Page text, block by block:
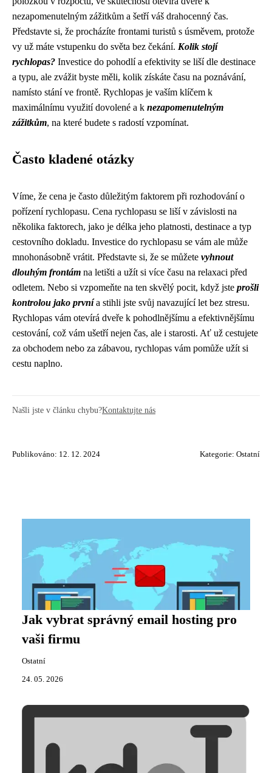
nezapomenutelným zážitkům a šetří váš drahocenný čas.
Představte si, že procházíte frontami turistů s úsměvem, protože
vy už máte vstupenku do světa bez čekání. Kolik stojí
rychlopas? Investice do pohodlí a efektivity se liší dle destinace
a typu, ale zvážit byste měli, kolik získáte času na poznávání,
namísto stání ve frontě. Rychlopas je vaším klíčem k
maximálnímu využití dovolené a k nezapomenutelným
zážitkům, na které budete s radostí vzpomínat.
Často kladené otázky
Víme, že cena je často důležitým faktorem při rozhodování o
pořízení rychlopasu. Cena rychlopasu se liší v závislosti na
několika faktorech, jako je délka jeho platnosti, destinace a typ
cestovního dokladu. Investice do rychlopasu se vám ale může
mnohonásobně vrátit. Představte si, že se můžete vyhnout
dlouhým frontám na letišti a užít si více času na relaxaci před
odletem. Nebo si vzpomeňte na ten skvělý pocit, když jste prošli
kontrolou jako prvnía stihli jste svůj navazující let bez stresu.
Rychlopas vám otevírá dveře k pohodlnějšímu a efektivnějšímu
cestování, což vám ušetří nejen čas, ale i starosti. Ať už cestujete
za obchodem nebo za zábavou, rychlopas vám pomůže užít si
cestu naplno.
Našli jste v článku chybu?Kontaktujte nás
Publikováno: 12. 12. 2024 Kategorie: Ostatní
Jak vybrat správný email hosting pro
vaši firmu
Ostatní
24. 05. 2026